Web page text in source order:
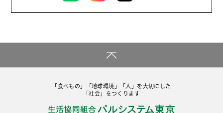
「食べもの」「地球環境」「人」を大切にした
「社会」をつくります